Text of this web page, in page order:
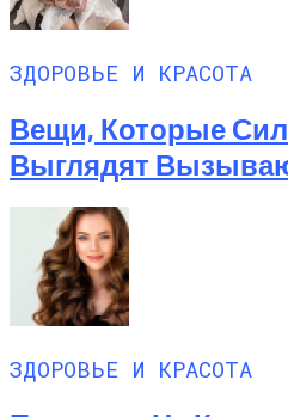
ЗДОРОВЬЕ И КРАСОТА
Вещи, Которые
Выглядят
ЗДОРОВЬЕ И КРАСОТА